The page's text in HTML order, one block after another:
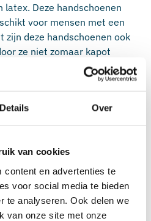
Details Over
van cookies
content en advertenties te
voor social media te bieden
te analyseren. Ook delen we
van onze site met onze
latex. Deze handschoenen
voor mensen met een
zijn deze handschoenen ook
ze niet zomaar kapot
is zeer hoog en ze zijn dus
Ook beschermen
zijn de handschoenen
deze handschoenen tegen
SOFT NITRIL